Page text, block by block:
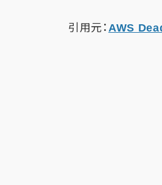
引用元： AWS